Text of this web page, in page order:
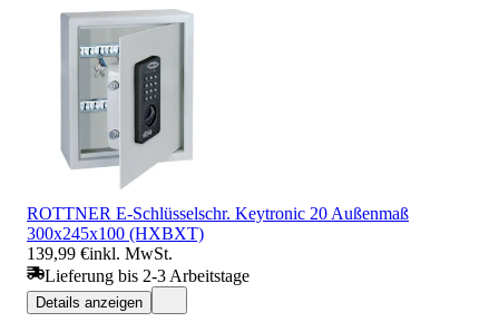
ROTTNER E-Schlüsselschr. Keytronic 20 Außenmaß
300x245x100 (HXBXT)
139,99 €inkl. MwSt.
Lieferung bis 2-3 Arbeitstage
Details anzeigen